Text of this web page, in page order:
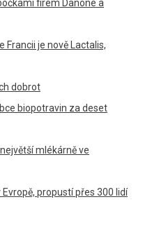
firem Danone a
Francii je nově Lactalis,
dobrot
biopotravin za deset
mlékárně ve
propustí přes 300 lidí